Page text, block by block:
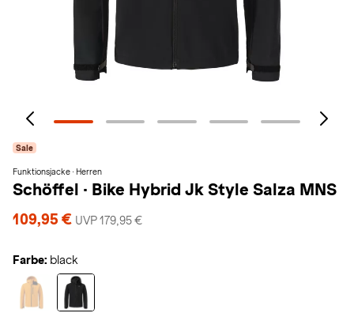
Sale
Funktionsjacke · Herren
Schöffel · Bike Hybrid Jk Style Salza MNS
109,95 € UVP 179,95 €
Farbe: black